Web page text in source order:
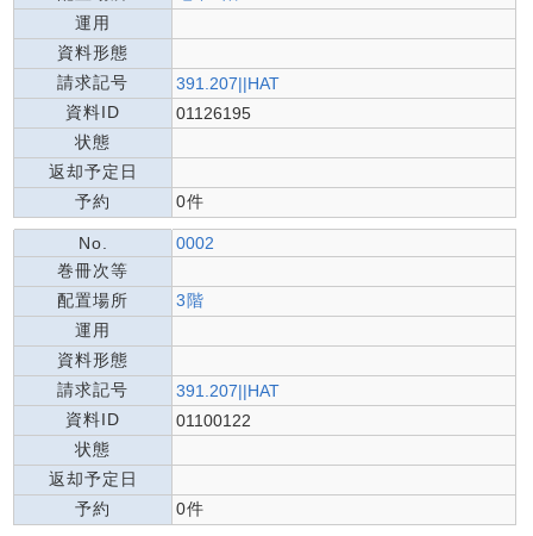
運用
資料形態
請求記号
391.207||HAT
資料ID
01126195
状態
返却予定日
予約
0件
No.
0002
巻冊次等
配置場所
3階
運用
資料形態
請求記号
391.207||HAT
資料ID
01100122
状態
返却予定日
予約
0件